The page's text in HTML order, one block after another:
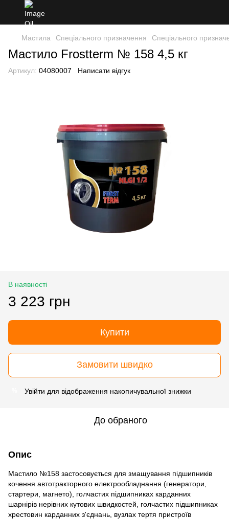
Мастила Спеціального призначення Спеціального
Мастило Frostterm № 158 4,5 кг
Артикул: 04080007 Написати відгук
В наявності
3 223 грн
Купити
Замовити швидко
Увійти для відображення накопичувальної знижки
До обраного
Опис
Мастило №158 застосовується для змащування підшипників
кочення автотракторного електрообладнання (генератори,
стартери, магнето), голчастих підшипниках карданних
шарнірів нерівних кутових швидкостей, голчастих підшипниках
хрестовин карданних з'єднань, вузлах тертя пристроїв